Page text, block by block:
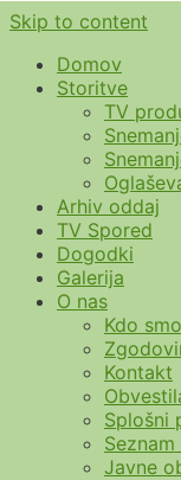
Skip to content
Domov
Storitve
TV
Arhiv oddaj
TV Spored
Dogodki
Galerija
O nas
Kdo smo
Kontakt
Splošni
Javne